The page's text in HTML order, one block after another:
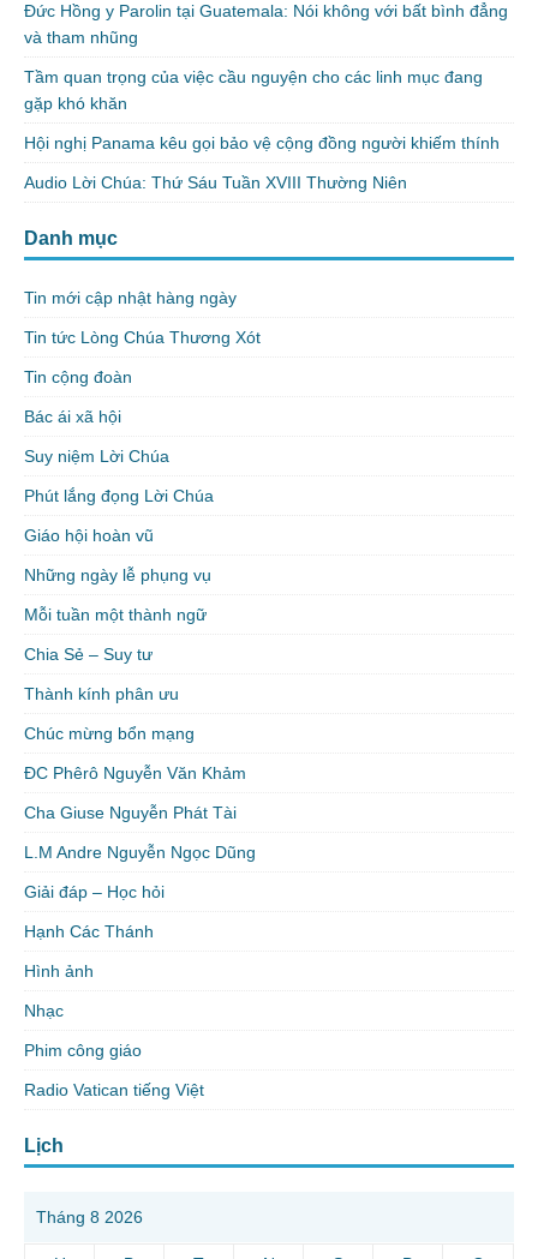
Đức Hồng y Parolin tại Guatemala: Nói không với bất bình đẳng
và tham nhũng
Tầm quan trọng của việc cầu nguyện cho các linh mục đang
gặp khó khăn
Hội nghị Panama kêu gọi bảo vệ cộng đồng người khiếm thính
Audio Lời Chúa: Thứ Sáu Tuần XVIII Thường Niên
Danh mục
Tin mới cập nhật hàng ngày
Tin tức Lòng Chúa Thương Xót
Tin cộng đoàn
Bác ái xã hội
Suy niệm Lời Chúa
Phút lắng đọng Lời Chúa
Giáo hội hoàn vũ
Những ngày lễ phụng vụ
Mỗi tuần một thành ngữ
Chia Sẻ – Suy tư
Thành kính phân ưu
Chúc mừng bổn mạng
ĐC Phêrô Nguyễn Văn Khảm
Cha Giuse Nguyễn Phát Tài
L.M Andre Nguyễn Ngọc Dũng
Giải đáp – Học hỏi
Hạnh Các Thánh
Hình ảnh
Nhạc
Phim công giáo
Radio Vatican tiếng Việt
Lịch
Tháng 8 2026